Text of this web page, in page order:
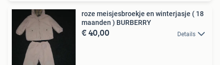
roze meisjesbroekje en winterjasje ( 18
maanden ) BURBERRY
€ 40,00 Details